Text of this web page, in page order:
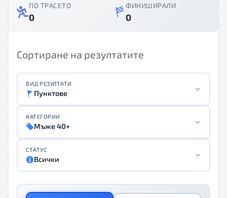
ПО ТРАСЕТО
0
ФИНИШИРАЛИ
0
Сортиране на резултатите
ВИД РЕЗУЛТАТИ
Пунктове
КАТЕГОРИИ
Мъже 40+
СТАТУС
Всички